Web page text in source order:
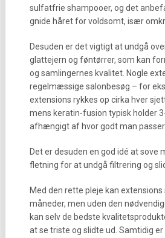
sulfatfrie shampooer, og det
gnide håret for voldsomt, især
Desuden er det vigtigt at undgå
glattejern og føntørrer, som kan
og samlingernes kvalitet. Nogle
regelmæssige salonbesøg – for
extensions rykkes op cirka hver
mens keratin-fusion typisk holder
afhængigt af hvor godt man passer
Det er desuden en god idé at sove
fletning for at undgå filtrering og
Med den rette pleje kan
måneder, men uden den
kan selv de bedste
at se triste og slidte ud. Samtidig er